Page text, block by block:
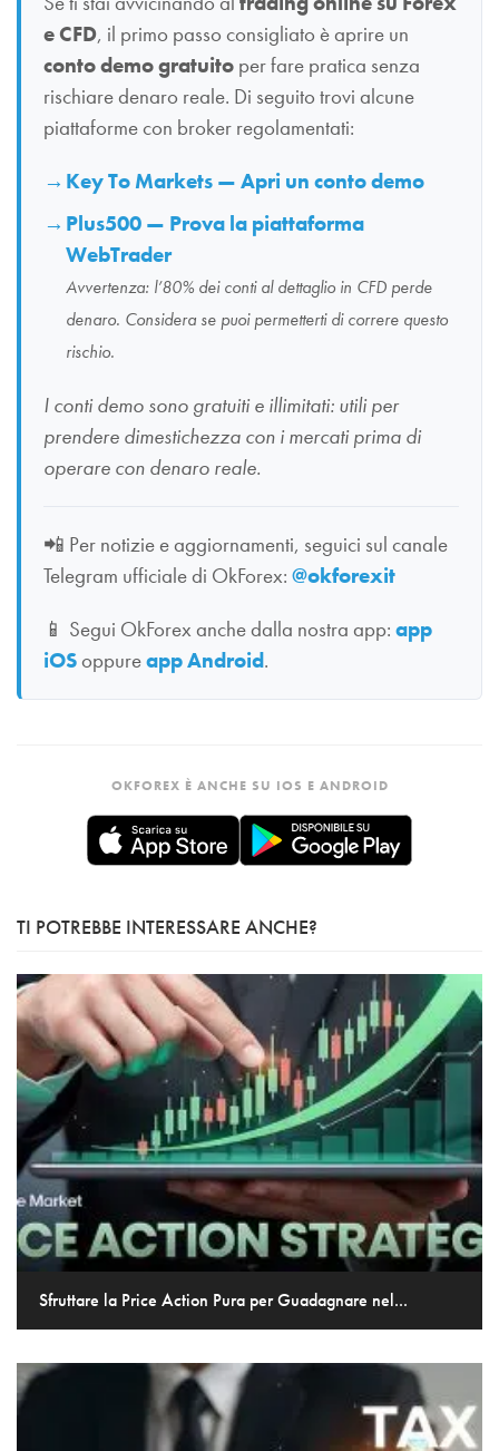
e CFD, il primo passo consigliato è aprire un
conto demo gratuito per fare pratica senza
rischiare denaro reale. Di seguito trovi alcune
piattaforme con broker regolamentati:
Key To Markets — Apri un conto demo
Plus500 — Prova la piattaforma
WebTrader
Avvertenza: l’80% dei conti al dettaglio in CFD perde
denaro. Considera se puoi permetterti di correre questo
rischio.
I conti demo sono gratuiti e illimitati: utili per
prendere dimestichezza con i mercati prima di
operare con denaro reale.
📲 Per notizie e aggiornamenti, seguici sul canale
Telegram ufficiale di OkForex: @okforexit
📱 Segui OkForex anche dalla nostra app: app
iOSoppureapp Android.
OKFOREX È ANCHE SU IOS E ANDROID
TI POTREBBE INTERESSARE ANCHE?
Sfruttare la Price Action Pura per Guadagnare nel...